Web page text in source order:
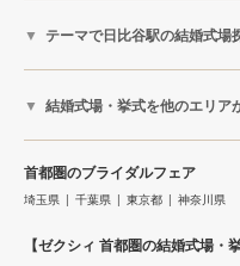
テーマで日比谷駅の結婚式場
結婚式場・挙式を他のエリア
首都圏のブライダルフェア
埼玉県 千葉県 東京都 神奈川県
【ゼクシィ 首都圏の結婚式場